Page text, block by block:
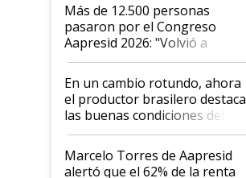
Más de 12.500 personas
pasaron por el Congreso
Aapresid 2026: "Volvió a
demostrar que hablar del
suelo es hablar de todo el
sistema productivo"
En un cambio rotundo, ahora
el productor brasilero destaca
las buenas condiciones del
agro argentino para invertir:
"Los veo más motivados"
Marcelo Torres de Aapresid
alertó que el 62% de la renta